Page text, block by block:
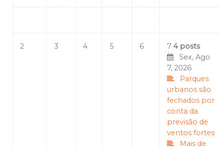
2 3 4 5 6 7 4 posts
Sex, Ago
7, 2026
Parques
urbanos são
fechados por
conta da
previsão de
ventos fortes
Mais de